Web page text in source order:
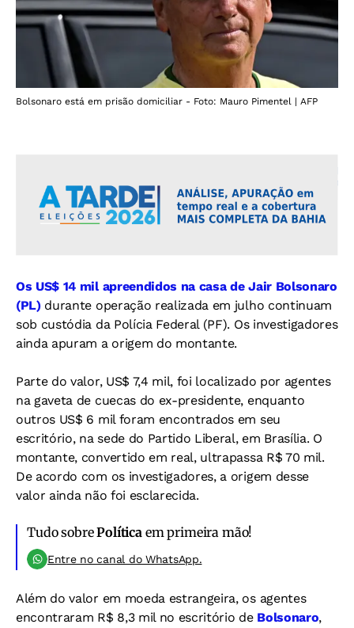
Bolsonaro está em prisão domiciliar - Foto: Mauro Pimentel | AFP
Os US$ 14 mil apreendidos na casa de Jair Bolsonaro
(PL)durante operação realizada em julho continuam
sob custódia da Polícia Federal (PF). Os investigadores
ainda apuram a origem do montante.
Parte do valor, US$ 7,4 mil, foi localizado por agentes
na gaveta de cuecas do ex-presidente, enquanto
outros US$ 6 mil foram encontrados em seu
escritório, na sede do Partido Liberal, em Brasília. O
montante, convertido em real, ultrapassa R$ 70 mil.
De acordo com os investigadores, a origem desse
valor ainda não foi esclarecida.
Tudo sobrePolíticaem primeira mão!
Entre no canal do WhatsApp.
Além do valor em moeda estrangeira, os agentes
encontraram R$ 8,3 mil no escritório de Bolsonaro,